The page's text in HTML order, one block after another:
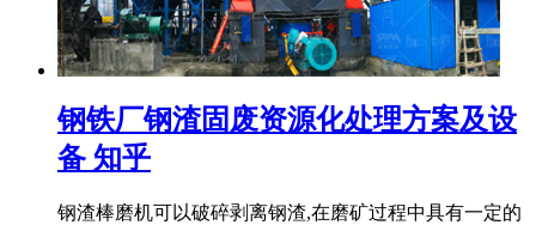
钢铁厂钢渣固废资源化处理方案及设
备 知乎
钢渣棒磨机可以破碎剥离钢渣,在磨矿过程中具有一定的